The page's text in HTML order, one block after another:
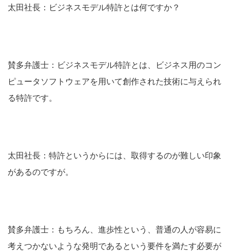
太田社長：ビジネスモデル特許とは何ですか？
賛多弁護士：ビジネスモデル特許とは、ビジネス用のコン
ピュータソフトウェアを用いて創作された技術に与えられ
る特許です。
太田社長：特許というからには、取得するのが難しい印象
があるのですが。
賛多弁護士：もちろん、進歩性という、普通の人が容易に
考えつかないような発明であるという要件を満たす必要が